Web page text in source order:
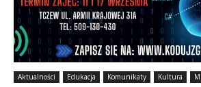
Aktualności Edukacja Komunikaty Kultura